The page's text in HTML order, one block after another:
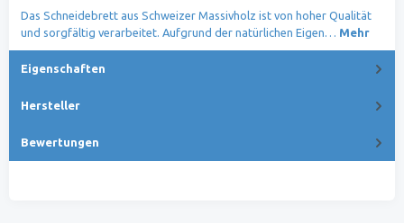
Das Schneidebrett aus Schweizer Massivholz ist von hoher Qualität
und sorgfältig verarbeitet. Aufgrund der natürlichen Eigen… Mehr
Eigenschaften
Hersteller
Bewertungen